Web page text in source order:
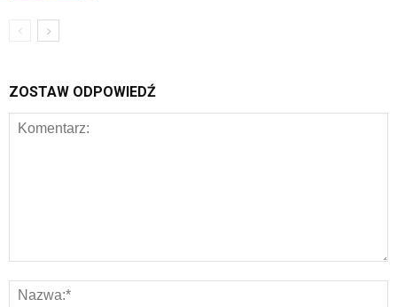
ZOSTAW ODPOWIEDŹ